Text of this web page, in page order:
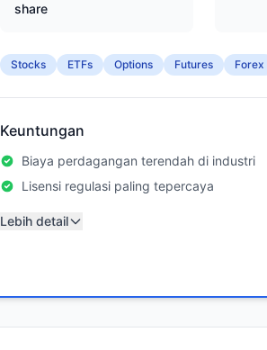
share
Stocks ETFs Options Futures Forex
Keuntungan
Biaya perdagangan terendah di industri
Lisensi regulasi paling tepercaya
Lebih detail